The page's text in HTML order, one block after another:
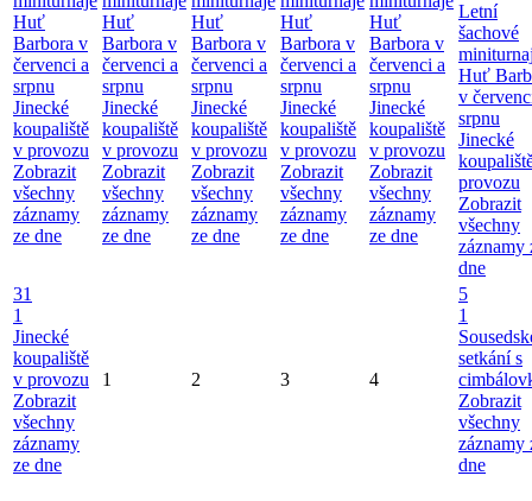
Huť
Barbora v
červenci a
srpnu
Jinecké
koupaliště
v provozu
Zobrazit
všechny
záznamy
ze dne
Huť
Barbora v
červenci a
srpnu
Jinecké
koupaliště
v provozu
Zobrazit
všechny
záznamy
ze dne
Huť
Barbora v
červenci a
srpnu
Jinecké
koupaliště
v provozu
Zobrazit
všechny
záznamy
ze dne
Huť
Barbora v
červenci a
srpnu
Jinecké
koupaliště
v provozu
Zobrazit
všechny
záznamy
ze dne
Huť
Barbora v
červenci a
srpnu
Jinecké
koupaliště
v provozu
Zobrazit
všechny
záznamy
ze dne
Letní
šachové
Huť
v
srpnu
Jinecké
provozu
Zobrazit
všechny
záznamy
dne
31
1
Jinecké
koupaliště
v provozu
Zobrazit
všechny
záznamy
ze dne
1 2 3 4
5
1
setkání s
Zobrazit
všechny
záznamy
dne